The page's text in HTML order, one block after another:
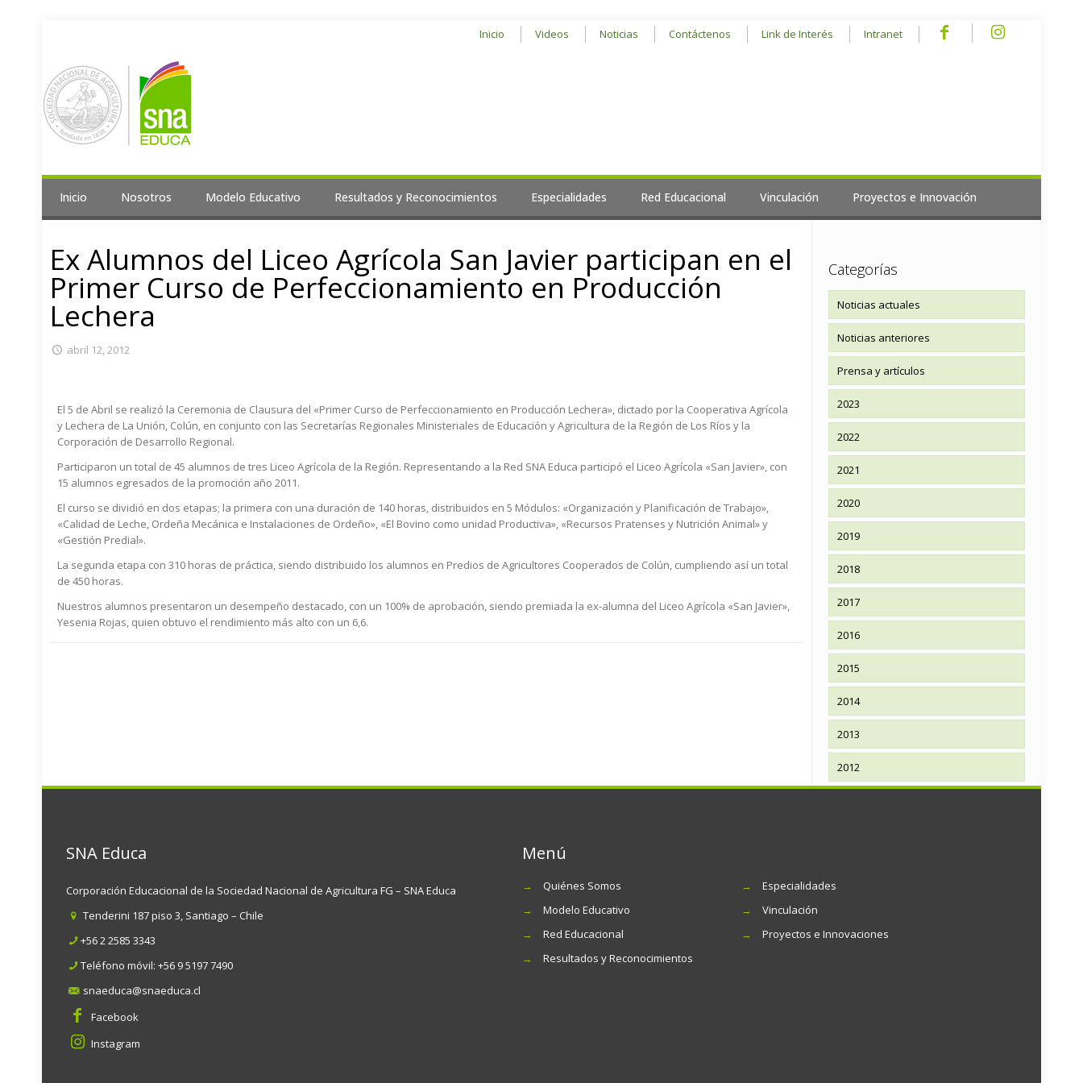
Inicio Videos Noticias Contáctenos Link de Interés Intranet
Inicio Nosotros Modelo Educativo Resultados y Reconocimientos Especialidades Red Educacional Vinculación Proyectos e Innovación
Ex Alumnos del Liceo Agrícola San Javier participan en el
Primer Curso de Perfeccionamiento en Producción
Lechera
abril 12, 2012
El 5 de Abril se realizó la Ceremonia de Clausura del «Primer Curso de Perfeccionamiento en Producción Lechera», dictado por la Cooperativa Agrícola
y Lechera de La Unión, Colún, en conjunto con las Secretarías Regionales Ministeriales de Educación y Agricultura de la Región de Los Ríos y la
Corporación de Desarrollo Regional.
Participaron un total de 45 alumnos de tres Liceo Agrícola de la Región. Representando a la Red SNA Educa participó el Liceo Agrícola «San Javier», con
15 alumnos egresados de la promoción año 2011.
El curso se dividió en dos etapas; la primera con una duración de 140 horas, distribuidos en 5 Módulos: «Organización y Planificación de Trabajo»,
«Calidad de Leche, Ordeña Mecánica e Instalaciones de Ordeño», «El Bovino como unidad Productiva», «Recursos Pratenses y Nutrición Animal» y
«Gestión Predial».
La segunda etapa con 310 horas de práctica, siendo distribuido los alumnos en Predios de Agricultores Cooperados de Colún, cumpliendo así un total
de 450 horas.
Nuestros alumnos presentaron un desempeño destacado, con un 100% de aprobación, siendo premiada la ex-alumna del Liceo Agrícola «San Javier»,
Yesenia Rojas, quien obtuvo el rendimiento más alto con un 6,6.
Categorías
Noticias actuales
Noticias anteriores
Prensa y artículos
2023
2022
2021
2020
2019
2018
2017
2016
2015
2014
2013
2012
SNA Educa
Corporación Educacional de la Sociedad Nacional de Agricultura FG – SNA Educa
Tenderini 187 piso 3, Santiago – Chile
+56 2 2585 3343
Teléfono móvil:+56 9 5197 7490
snaeduca@snaeduca.cl
Facebook
Instagram
Menú
→
Quiénes Somos
→
Modelo Educativo
→
Red Educacional
→
Resultados y Reconocimientos
→
Especialidades
→
Vinculación
→
Proyectos e Innovaciones